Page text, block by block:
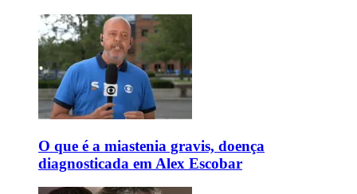
O que é a miastenia gravis, doença
diagnosticada em Alex Escobar